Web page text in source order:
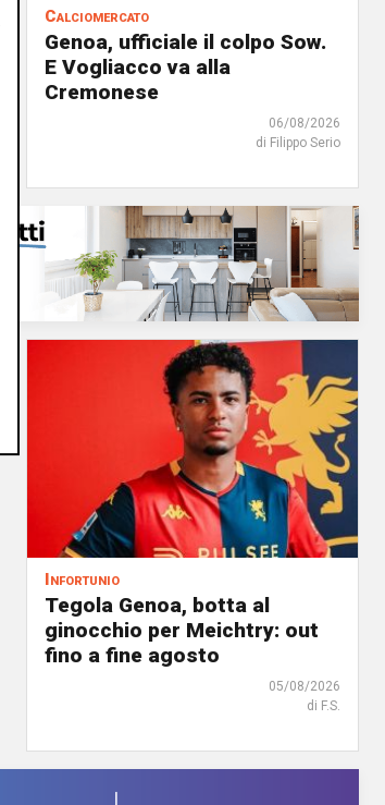
Calciomercato
Genoa, ufficiale il colpo Sow.
E Vogliacco va alla
Cremonese
06/08/2026
di Filippo Serio
Infortunio
Tegola Genoa, botta al
ginocchio per Meichtry: out
fino a fine agosto
05/08/2026
di F.S.